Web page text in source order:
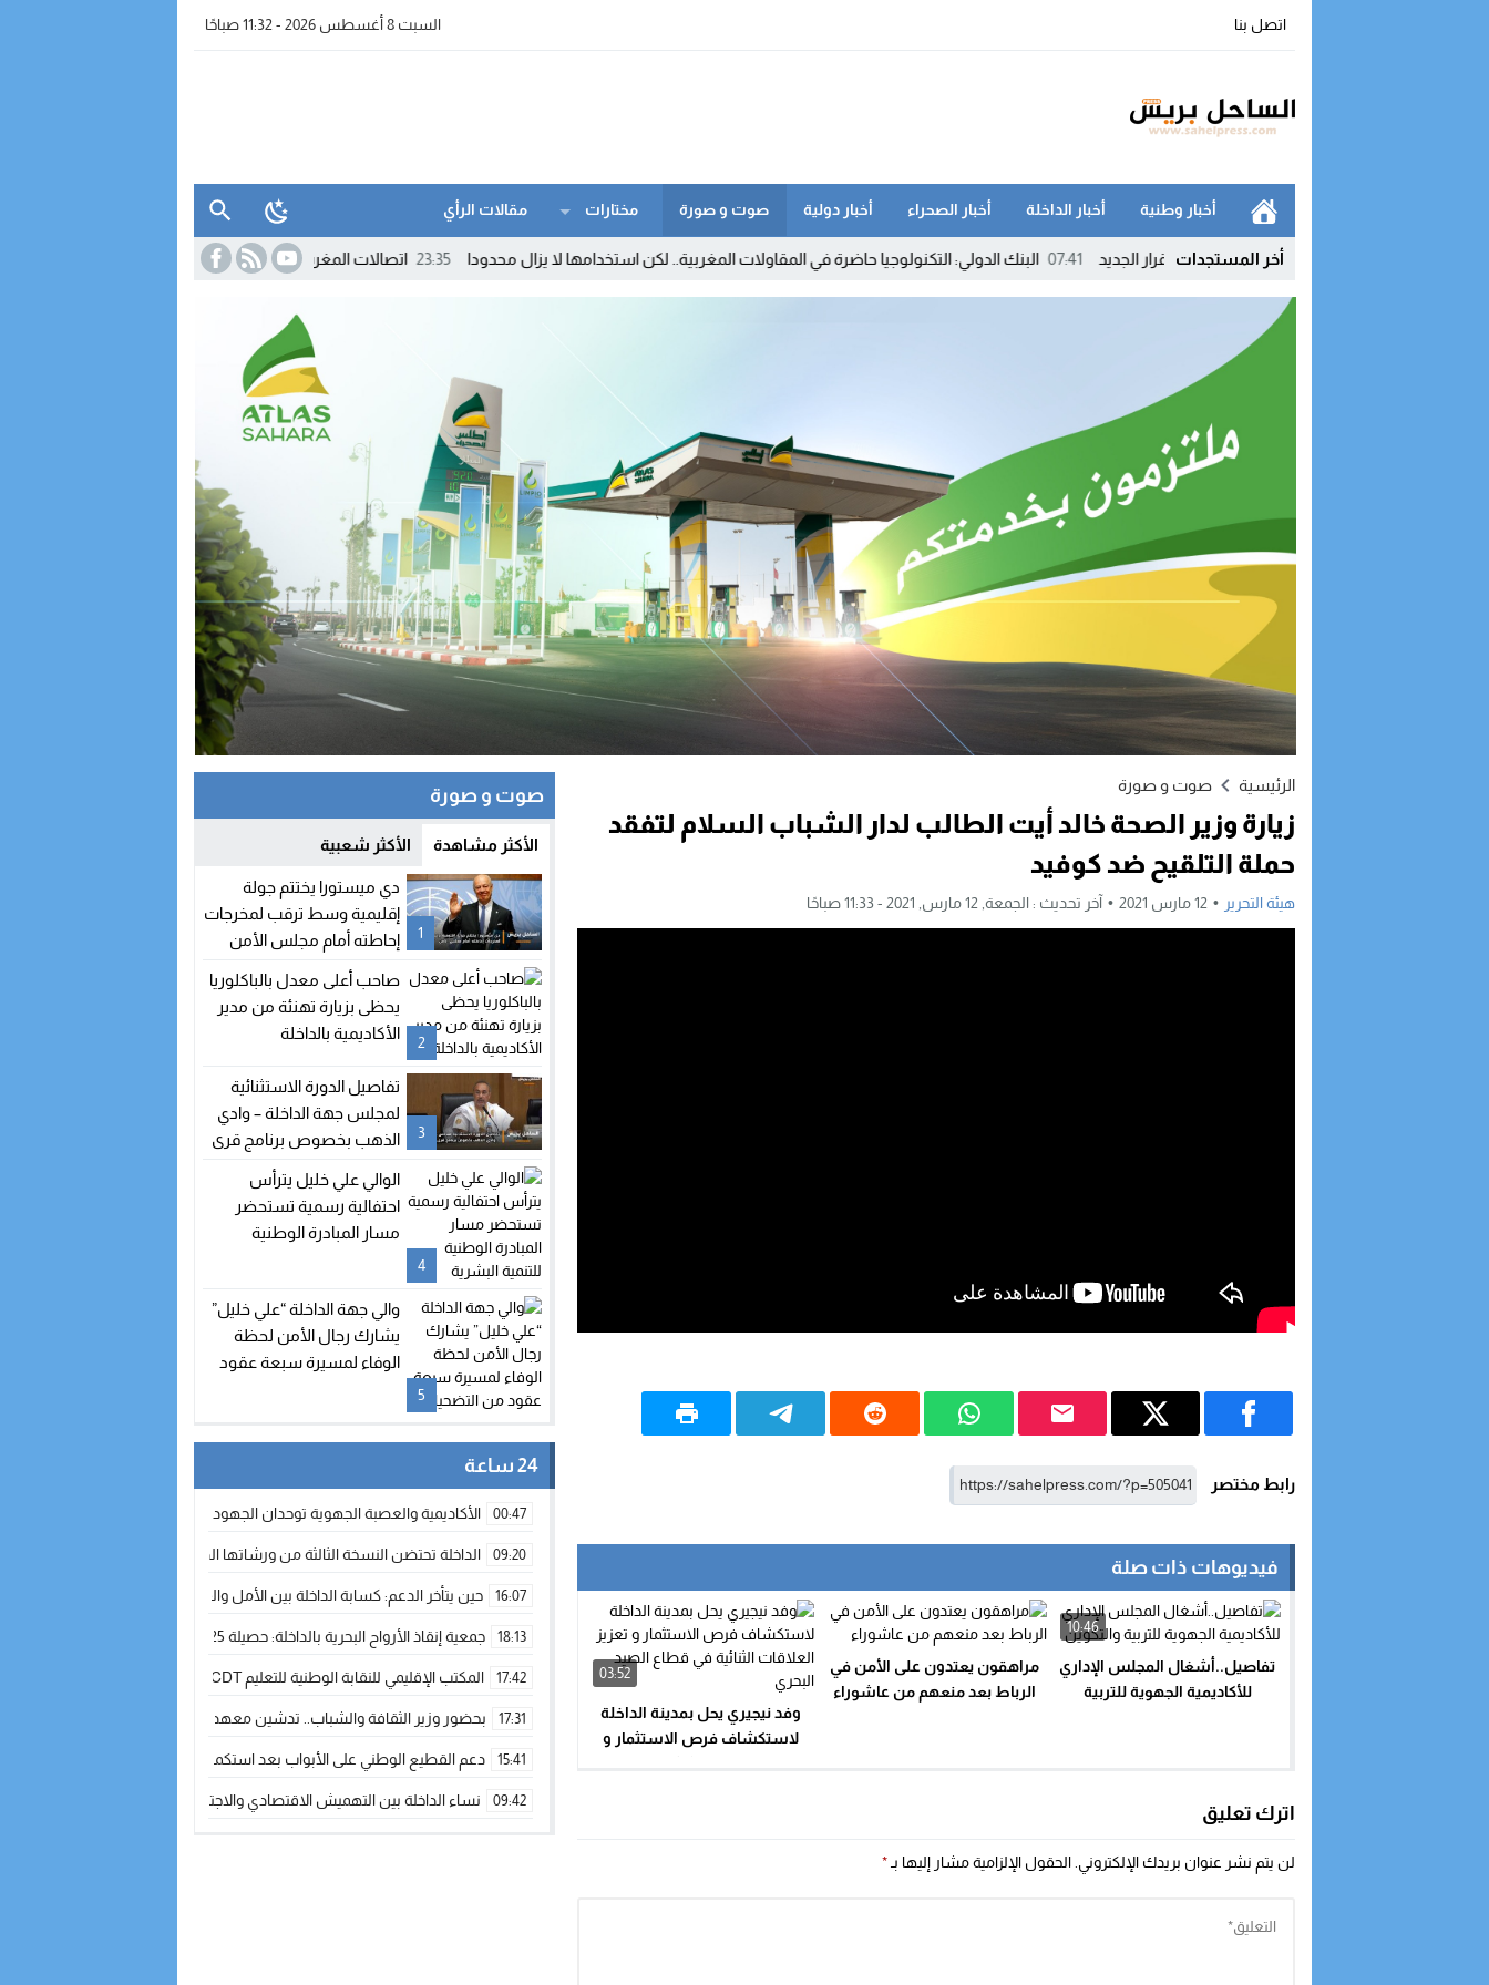
اتصل بنا السبت 8 أغسطس 2026 - 11:32 صباحًا
أخبار وطنية أخبار الداخلة أخبار الصحراء أخبار دولية صوت و صورة مختارات مقالات الرأي
أخر المستجدات
عهداً جديداً بالمغرب.. تفاصيل القرار الجديد 07:41 البنك الدولي: التكنولوجيا حاضرة في المقاولات المغربية.. لكن استخدامها لا يزال محدودا 23:35 اتصالات المغرب تنزل إلى كورنيش الداخلة لتقريب عروضها وخدماتها من
الرئيسية صوت و صورة
زيارة وزير الصحة خالد أيت الطالب لدار الشباب السلام لتفقد
حملة التلقيح ضد كوفيد
هيئة التحرير 12 مارس 2021 آخر تحديث : الجمعة, 12 مارس, 2021 - 11:33 صباحًا
رابط مختصر
فيديوهات ذات صلة
10:46
تفاصيل..أشغال المجلس الإداري
للأكاديمية الجهوية للتربية
مراهقون يعتدون على الأمن في
الرباط بعد منعهم من عاشوراء
03:52
وفد نيجيري يحل بمدينة الداخلة
لاستكشاف فرص الاستثمار و
اترك تعليق
لن يتم نشر عنوان بريدك الإلكتروني. الحقول الإلزامية مشار إليها بـ *
صوت و صورة
الأكثر مشاهدة الأكثر شعبية
1
دي ميستورا يختتم جولة
إقليمية وسط ترقب لمخرجات
إحاطته أمام مجلس الأمن
2
صاحب أعلى معدل بالباكلوريا
يحظى بزيارة تهنئة من مدير
الأكاديمية بالداخلة
3
تفاصيل الدورة الاستثنائية
لمجلس جهة الداخلة – وادي
الذهب بخصوص برنامج قرى
4
الوالي علي خليل يترأس
احتفالية رسمية تستحضر
مسار المبادرة الوطنية
5
والي جهة الداخلة “علي خليل”
يشارك رجال الأمن لحظة
الوفاء لمسيرة سبعة عقود
24 ساعة
00:47 الأكاديمية والعصبة الجهوية توحدان الجهود لتطوير الممارسة الكروية بجهة
09:20 الداخلة تحتضن النسخة الثالثة من ورشاتها الدولية: تكوين متخصص في التراث
16:07 حين يتأخر الدعم: كسابة الداخلة بين الأمل والقلق ؟
18:13 جمعية إنقاذ الأرواح البحرية بالداخلة: حصيلة 2025 بين مهام الإنقاذ ومشروع “دار البحار”
17:42 المكتب الإقليمي للنقابة الوطنية للتعليم CDT يجتمع مع المدير الإقليمي لمناقشة ملفات جوهرية لنساء ورجال التعليم
17:31 بحضور وزير الثقافة والشباب.. تدشين معهد الموسيقى والفنون الكوريغرافية بالداخلة
15:41 دعم القطيع الوطني على الأبواب بعد استكمال الترقيم… الفلاحة المغربية
09:42 نساء الداخلة بين التهميش الاقتصادي والاجتماعي… في المؤسسات الإنتاجية